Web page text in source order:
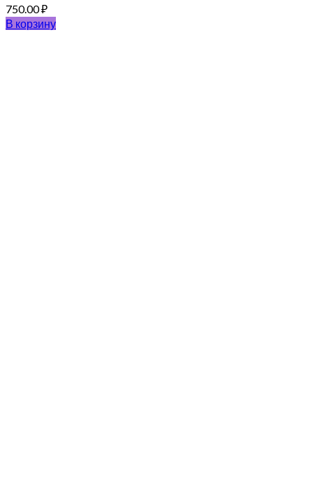
750.00₽
В корзину